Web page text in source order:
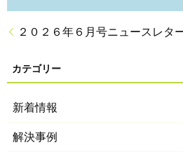
２０２６年６月号ニュースレタ
新着情報
解決事例